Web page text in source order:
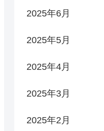
2025年6月
2025年5月
2025年4月
2025年3月
2025年2月